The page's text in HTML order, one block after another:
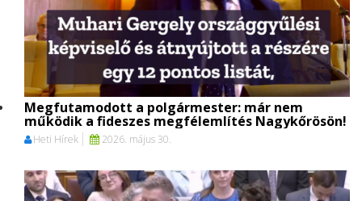
Megfutamodott a polgármester: már nem
működik a fideszes megfélemlítés Nagykőrösön!
Heti Hírek 2026. május 30.